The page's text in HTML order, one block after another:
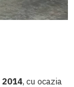
2014, cu ocazia